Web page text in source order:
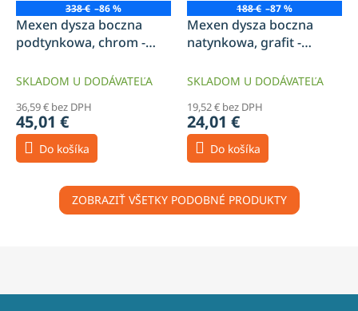
338 € –86 %
Mexen dysza boczna
podtynkowa, chrom -
SKLADOM U DODÁVATEĽA
36,59 € bez DPH
45,01 €
Do košíka
188 € –87 %
Mexen dysza boczna
natynkowa, grafit -
SKLADOM U DODÁVATEĽA
19,52 € bez DPH
24,01 €
Do košíka
ZOBRAZIŤ VŠETKY PODOBNÉ PRODUKTY